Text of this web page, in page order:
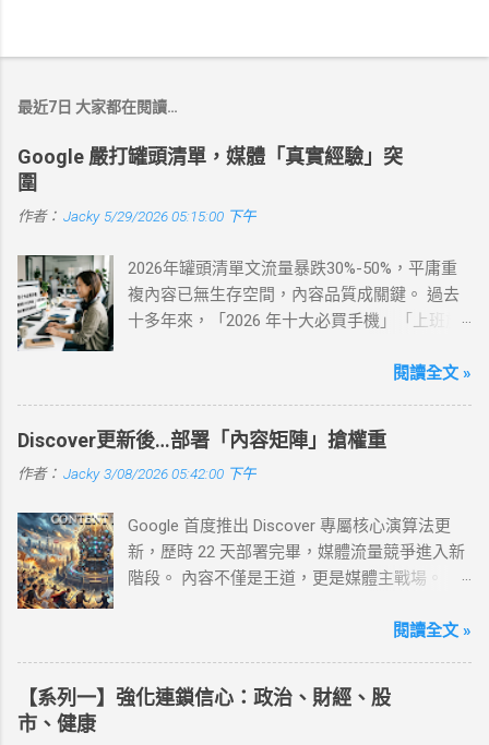
最近7日 大家都在閱讀…
Google 嚴打罐頭清單，媒體「真實經驗」突
圍
作者： Jacky 5/29/2026 05:15:00 下午
2026年罐頭清單文流量暴跌30%-50%，平庸重
複內容已無生存空間，內容品質成關鍵。 過去
十多年來，「2026 年十大必買手機」「上班族
行」這類罐頭清單式文章，一直是許多新聞網
睛、內容整理得清楚，流量常常是手到擒來。
進入 2026 年，這套成功模式失效了。根據 Lily
Ray 在今年 2 月公布的最新研究，許多過度依賴
短短幾週內就掉了 30% 到 50%。這不是單純的
技術小調整，而是 Google 搜尋從根本上改變了
遊戲規則：平庸、重複、缺乏真實感的內容，
文」？ 什麼是「罐頭清單文」？揭密缺乏實
測、千篇一律的十大推薦內容套路 Lily Ray 把這
類文章稱為「 最佳清單文 」，在這裡我直接叫
它「罐頭清單文」，其實就是毫無特色的罐頭
閱讀全文 »
Discover更新後…部署「內容矩陣」搶權重
作者： Jacky 3/08/2026 05:42:00 下午
Google 首度推出 Discover 專屬核心演算法更
新，歷時 22 天部署完畢，媒體流量競爭進入新
階段。 內容不僅是王道，更是媒體主戰場。
算法更新，已於(2/27)全面部署完畢（歷時約
標註為「Discover 專屬」，顯示 解構 Discover
的影響力將成為媒體關鍵戰場 。 從 Search
閱讀全文 »
【系列一】強化連鎖信心：政治、財經、股
市、健康